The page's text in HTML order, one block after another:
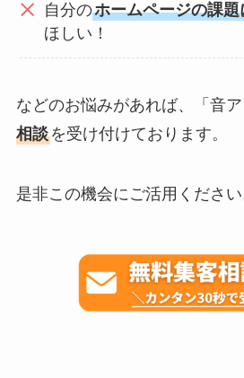
自分のホームページの課
ほしい！
などのお悩みがあれば、「音
相談を受け付けております。
是非この機会にご活用ください